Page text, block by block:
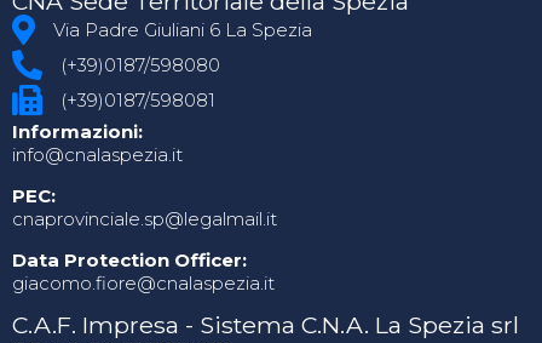
Via Padre Giuliani 6 La Spezia
(+39)0187/598080
(+39)0187/598081
Informazioni:
info@cnalaspezia.it
PEC:
cnaprovinciale.sp@legalmail.it
Data Protection Officer:
giacomo.fiore@cnalaspezia.it
C.A.F. Impresa - Sistema C.N.A. La Spezia srl